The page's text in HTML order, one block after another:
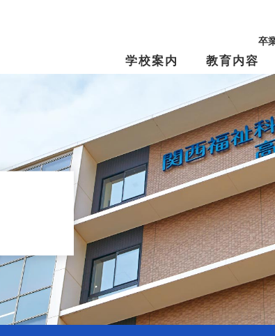
卒
学校案内
校長からのメッセージ 学園
キャンパスマップ スク
Tama Café （食堂） 夢
動画アーカイブス
教育内容
学習・教育システム 学び
特別進学Ⅰコース 特別
保育進学コース 卒
年間行事・制服紹介 文化
修学旅行
進路指導 進路
生徒募集要項 学費
資料請求 オー